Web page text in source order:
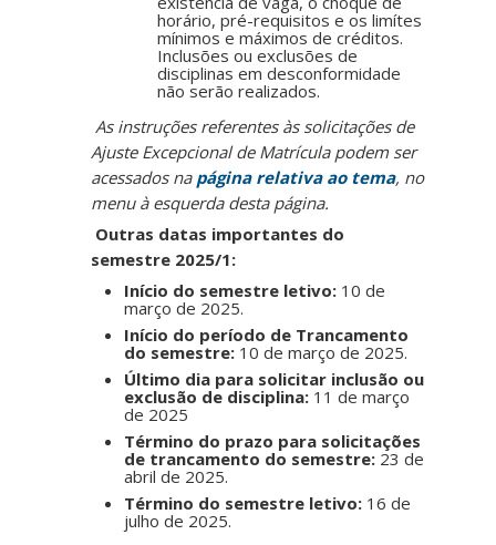
horário, pré-requisitos e os limítes
mínimos e máximos de créditos.
Inclusões ou exclusões de
disciplinas em desconformidade
não serão realizados.
As instruções referentes às solicitações de
Ajuste Excepcional de Matrícula podem ser
acessados na página relativa ao tema, no
menu à esquerda desta página.
Outras datas importantes do
semestre 2025/1:
Início do semestre letivo: 10 de
março de 2025.
Início do período de Trancamento
do semestre: 10 de março de 2025.
Último dia para solicitar inclusão ou
exclusão de disciplina: 11 de março
de 2025
Término do prazo para solicitações
de trancamento do semestre: 23 de
abril de 2025.
Término do semestre letivo: 16 de
julho de 2025.